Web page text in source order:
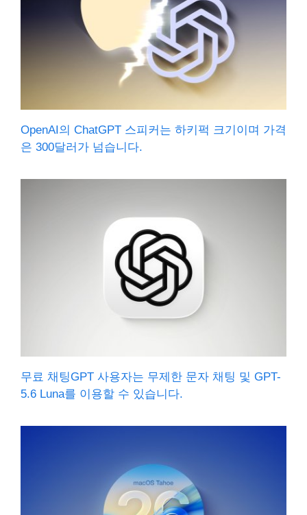
OpenAI의 ChatGPT 스피커는 하키퍽 크기이며 가격
은 300달러가 넘습니다.
무료 채팅GPT 사용자는 무제한 문자 채팅 및 GPT-
5.6 Luna를 이용할 수 있습니다.